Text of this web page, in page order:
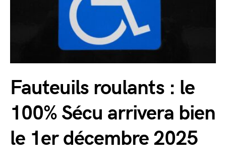
Fauteuils roulants : le
100% Sécu arrivera bien
le 1er décembre 2025